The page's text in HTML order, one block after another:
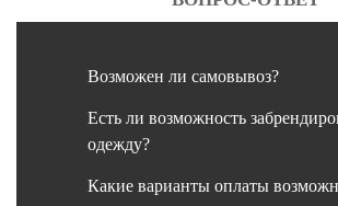
Возможен ли самовывоз?
Есть ли возможность
одежду?
Какие варианты оплаты